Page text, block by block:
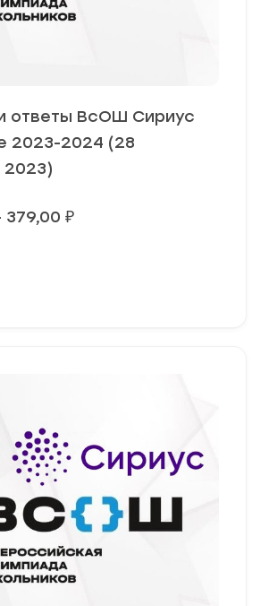
ответы ВсОШ Сириус
2023-2024 (28
2023)
379,00 ₽Диапазон